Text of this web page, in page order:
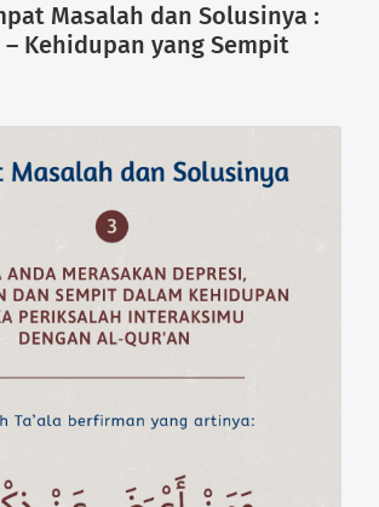
Masalah dan Solusinya :
– Kehidupan yang Sempit